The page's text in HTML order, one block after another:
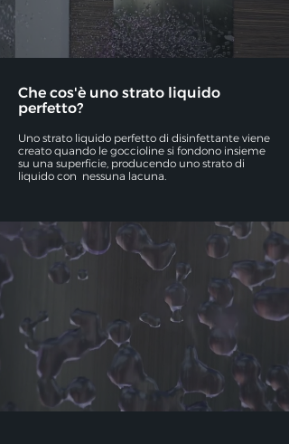
Che cos'è uno strato liquido
perfetto?
Uno strato liquido perfetto di disinfettante viene
creato quando le goccioline si fondono insieme
su una superficie, producendo uno strato di
liquido con nessuna lacuna.